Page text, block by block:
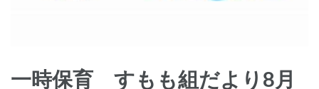
一時保育 すもも組だより8月